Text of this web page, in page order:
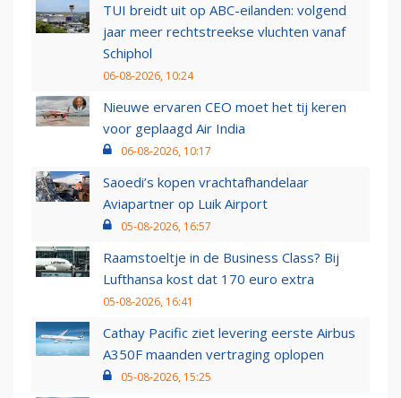
TUI breidt uit op ABC-eilanden: volgend
jaar meer rechtstreekse vluchten vanaf
Schiphol
06-08-2026, 10:24
Nieuwe ervaren CEO moet het tij keren
voor geplaagd Air India
06-08-2026, 10:17
Saoedi’s kopen vrachtafhandelaar
Aviapartner op Luik Airport
05-08-2026, 16:57
Raamstoeltje in de Business Class? Bij
Lufthansa kost dat 170 euro extra
05-08-2026, 16:41
Cathay Pacific ziet levering eerste Airbus
A350F maanden vertraging oplopen
05-08-2026, 15:25